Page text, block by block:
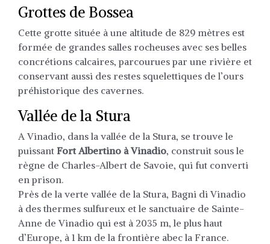
Grottes de Bossea
Cette grotte située à une altitude de 829 mètres est
formée de grandes salles rocheuses avec ses belles
concrétions calcaires, parcourues par une rivière et
conservant aussi des restes squelettiques de l’ours
préhistorique des cavernes.
Vallée de la Stura
A Vinadio, dans la vallée de la Stura, se trouve le
puissant Fort Albertino à Vinadio, construit sous le
règne de Charles-Albert de Savoie, qui fut converti
en prison.
Près de la verte vallée de la Stura, Bagni di Vinadio
à des thermes sulfureux et le sanctuaire de Sainte-
Anne de Vinadio qui est à 2035 m, le plus haut
d’Europe, à 1 km de la frontière abec la France.